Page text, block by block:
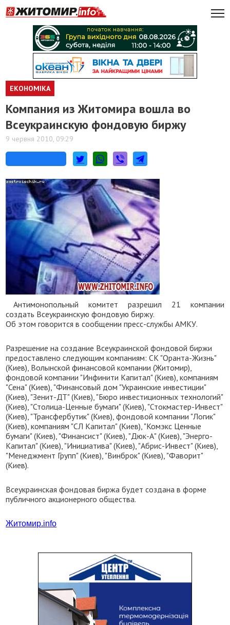
ЕКОНОМІКА
Компания из Житомира вошла во
Всеукраинскую фондовую биржу
9 червня 2010, 09:29
Антимонопольный комитет разрешил 21 компании
создать Всеукраинскую фондовую биржу.
Об этом говорится в сообщении пресс-службы АМКУ.
Разрешение на создание Всеукраинской фондовой биржи
предоставлено следующим компаниям: СК "Оранта-Жизнь"
(Киев), Волынской финансовой компании (Житомир),
фондовой компании "Инфинити Капитал" (Киев), компаниям
"Сена" (Киев), "Финансовый дом "Украинские инвестиции"
(Киев), "Зенит-ДТ" (Киев), "Бюро инвестиционных технологий"
(Киев), "Столица-Ценные бумаги" (Киев), "Стокмастер-Инвест"
(Киев), "Трансфербутик" (Киев), фондовой компании "Логик"
(Киев), компаниям "СЛ Капитал" (Киев), "Комэкс Ценные
бумаги" (Киев), "Финансист" (Киев), "Дюк-А" (Киев), "Энерго-
Капитал" (Киев), "Инициатива" (Киев), "Абрис-Инвест" (Киев),
"Менеджмент Групп" (Киев), "Винброк" (Киев), "Фаворит"
(Киев).
Всеукраинская фондовая биржа будет создана в форме
публичного акционерного общества.
Житомир.info